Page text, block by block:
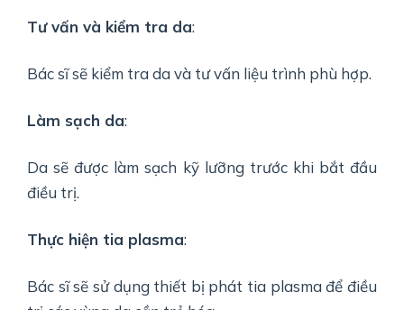
Tư vấn và kiểm tra da:
Bác sĩ sẽ kiểm tra da và tư vấn liệu trình phù hợp.
Làm sạch da:
Da sẽ được làm sạch kỹ lưỡng trước khi bắt đầu
điều trị.
Thực hiện tia plasma:
Bác sĩ sẽ sử dụng thiết bị phát tia plasma để điều